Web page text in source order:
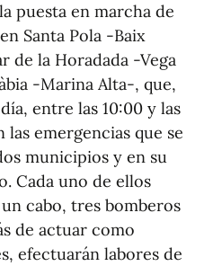
puesta en marcha de
Santa Pola -Baix
de la Horadada -Vega
-Marina Alta-, que,
entre las 10:00 y las
emergencias que se
municipios y en su
Cada uno de ellos
cabo, tres bomberos
de actuar como
efectuarán labores de